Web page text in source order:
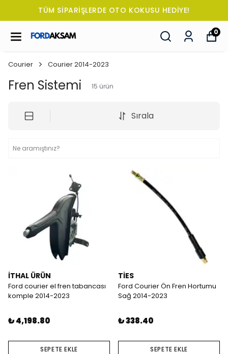
TÜM SİPARİŞLERDE OTO KOKUSU HEDİYE!
0
Courier Courier 2014-2023
Fren Sistemi 15 ürün
Sırala
İTHAL ÜRÜN
Ford courier el fren tabancası
komple 2014-2023
₺ 4,198.80
SEPETE EKLE
TİES
Ford Courier Ön Fren Hortumu
Sağ 2014-2023
₺ 338.40
SEPETE EKLE